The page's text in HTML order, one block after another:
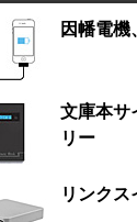
因幡電機
文庫本サ
リー
リンク